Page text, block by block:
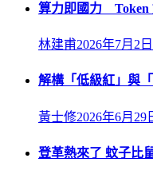
算力即國力 Token
林建甫2026年7月2日
解構「低級紅」與
黃士修2026年6月29
登革熱來了 蚊子比